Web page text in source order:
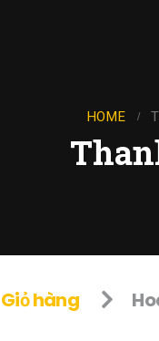
HOME
Giỏ hàng